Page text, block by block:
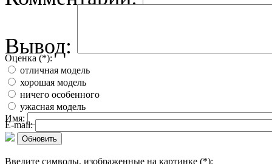
Вывод:
Оценка (*):
отличная модель
хорошая модель
ничего особенного
ужасная модель
Имя:
E-mail:
Обновить
Введите символы, изображенные на картинке (*):